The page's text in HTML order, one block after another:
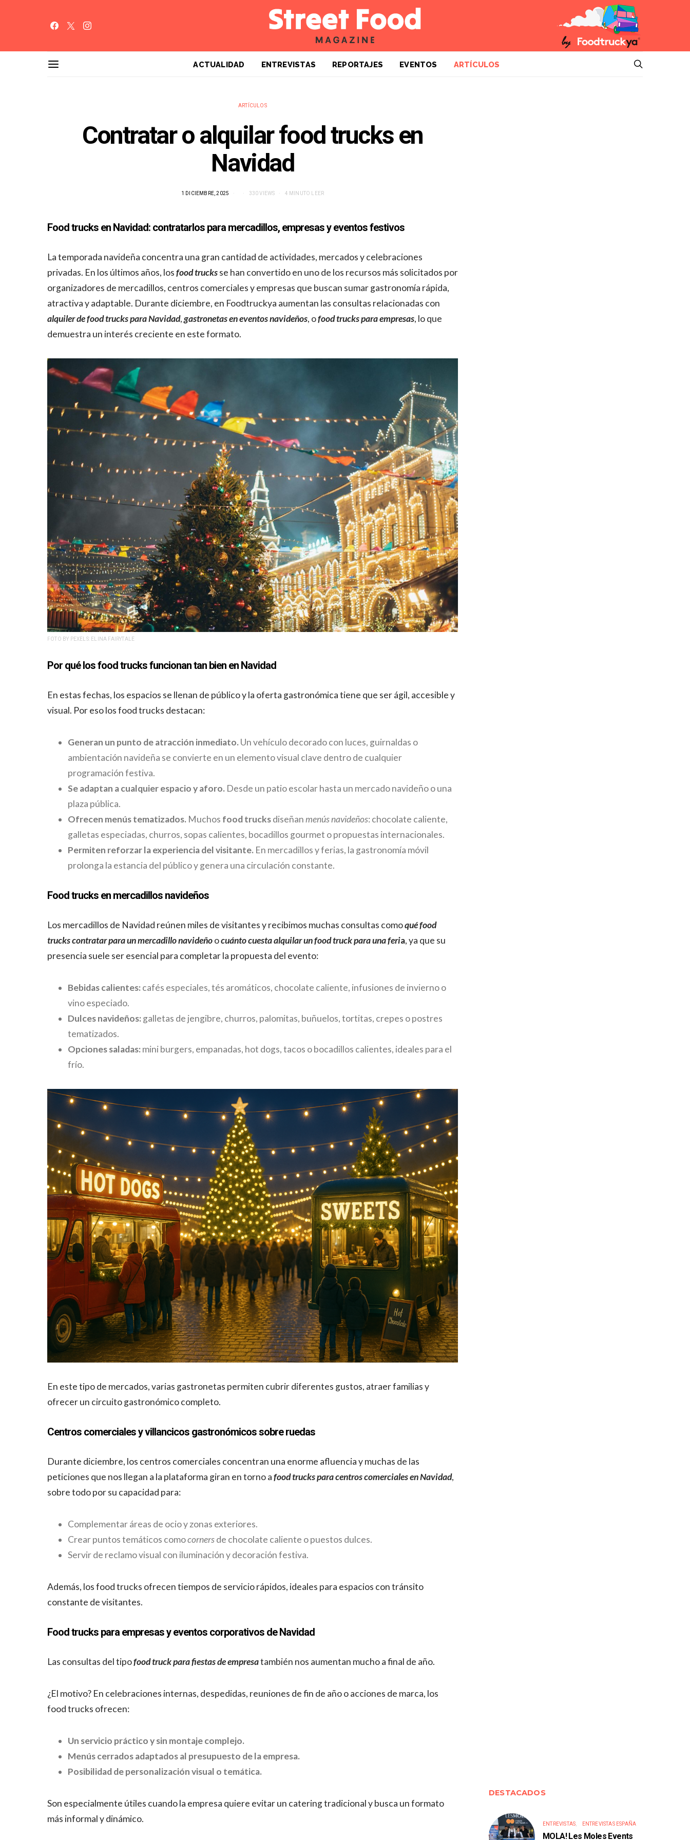
ACTUALIDAD ENTREVISTAS REPORTAJES EVENTOS ARTÍCULOS
ARTÍCULOS
Contratar o alquilar food trucks en
Navidad
1 DICIEMBRE, 2025 330 VIEWS 4 MINUTO LEER
Food trucks en Navidad: contratarlos para mercadillos, empresas y eventos festivos
La temporada navideña concentra una gran cantidad de actividades, mercados y celebraciones
privadas. En los últimos años, losfood trucksse han convertido en uno de los recursos más solicitados por
organizadores de mercadillos, centros comerciales y empresas que buscan sumar gastronomía rápida,
atractiva y adaptable. Durante diciembre, en Foodtruckya aumentan las consultas relacionadas con
alquiler de food trucks para Navidad,gastronetas en eventos navideños, ofood trucks para empresas, lo que
demuestra un interés creciente en este formato.
FOTO BY PEXELS: ELINA FAIRYTALE
Por qué los food trucks funcionan tan bien en Navidad
En estas fechas, los espacios se llenan de público y la oferta gastronómica tiene que ser ágil, accesible y
visual. Por eso los food trucks destacan:
Generan un punto de atracción inmediato.Un vehículo decorado con luces, guirnaldas o
ambientación navideña se convierte en un elemento visual clave dentro de cualquier
programación festiva.
Se adaptan a cualquier espacio y aforo. Desde un patio escolar hasta un mercado navideño o una
plaza pública.
Ofrecen menús tematizados. Muchos food trucksdiseñanmenús navideños: chocolate caliente,
galletas especiadas, churros, sopas calientes, bocadillos gourmet o propuestas internacionales.
Permiten reforzar la experiencia del visitante. En mercadillos y ferias, la gastronomía móvil
prolonga la estancia del público y genera una circulación constante.
Food trucks en mercadillos navideños
Los mercadillos de Navidad reúnen miles de visitantes y recibimos muchas consultas comoqué food
trucks contratar para un mercadillo navideñoocuánto cuesta alquilar un food truck para una feria, ya que su
presencia suele ser esencial para completar la propuesta del evento:
Bebidas calientes:cafés especiales, tés aromáticos, chocolate caliente, infusiones de invierno o
vino especiado.
Dulces navideños:galletas de jengibre, churros, palomitas, buñuelos, tortitas, crepes o postres
tematizados.
Opciones saladas:mini burgers, empanadas, hot dogs, tacos o bocadillos calientes, ideales para el
frío.
En este tipo de mercados, varias gastronetas permiten cubrir diferentes gustos, atraer familias y
ofrecer un circuito gastronómico completo.
Centros comerciales y villancicos gastronómicos sobre ruedas
Durante diciembre, los centros comerciales concentran una enorme afluencia y muchas de las
peticiones que nos llegan a la plataforma giran en torno afood trucks para centros comerciales en Navidad,
sobre todo por su capacidad para:
Complementar áreas de ocio y zonas exteriores.
Crear puntos temáticos comocornersde chocolate caliente o puestos dulces.
Servir de reclamo visual con iluminación y decoración festiva.
Además, los food trucks ofrecen tiempos de servicio rápidos, ideales para espacios con tránsito
constante de visitantes.
Food trucks para empresas y eventos corporativos de Navidad
Las consultas del tipofood truck para fiestas de empresatambién nos aumentan mucho a final de año.
¿El motivo? En celebraciones internas, despedidas, reuniones de fin de año o acciones de marca, los
food trucks ofrecen:
Un servicio práctico y sin montaje complejo.
Menús cerrados adaptados al presupuesto de la empresa.
Posibilidad de personalización visual o temática.
Son especialmente útiles cuando la empresa quiere evitar un catering tradicional y busca un formato
más informal y dinámico.
DESTACADOS
ENTREVISTAS ENTREVISTAS ESPAÑA
MOLA! Les Moles Events